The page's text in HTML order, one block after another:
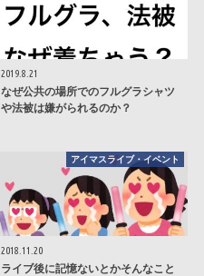
2019.8.21
なぜ公共の場所でのフルグラシャツ
や法被は嫌がられるのか？
アイマスライブ・イベント
2018.11.20
ライブ後に記憶ないとかそんなこと